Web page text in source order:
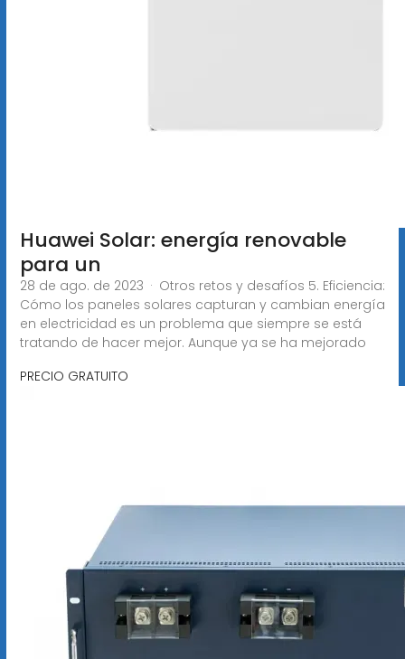
Huawei Solar: energía renovable
para un
28 de ago. de 2023 · Otros retos y desafíos 5. Eficiencia:
Cómo los paneles solares capturan y cambian energía
en electricidad es un problema que siempre se está
tratando de hacer mejor. Aunque ya se ha mejorado
PRECIO GRATUITO